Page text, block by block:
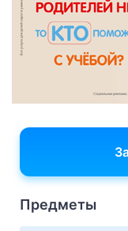
Предметы